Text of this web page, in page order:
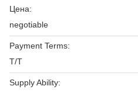
Цена:
negotiable
Payment Terms:
T/T
Supply Ability: